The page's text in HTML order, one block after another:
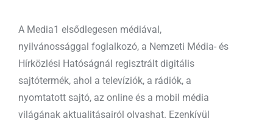
A Media1 elsődlegesen médiával,
nyilvánossággal foglalkozó, a Nemzeti Média- és
Hírközlési Hatóságnál regisztrált digitális
sajtótermék, ahol a televíziók, a rádiók, a
nyomtatott sajtó, az online és a mobil média
világának aktualitásairól olvashat. Ezenkívül